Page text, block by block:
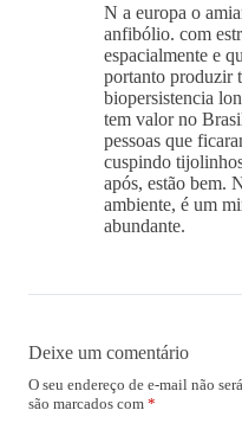
N a europa o
anfibólio. com
espacialmente e
portanto produzir
biopersistencia
tem valor no
pessoas que
cuspindo
após, estão bem.
ambiente, é um
abundante.
Deixe um comentário
O seu endereço de e-mail não
são marcados com *